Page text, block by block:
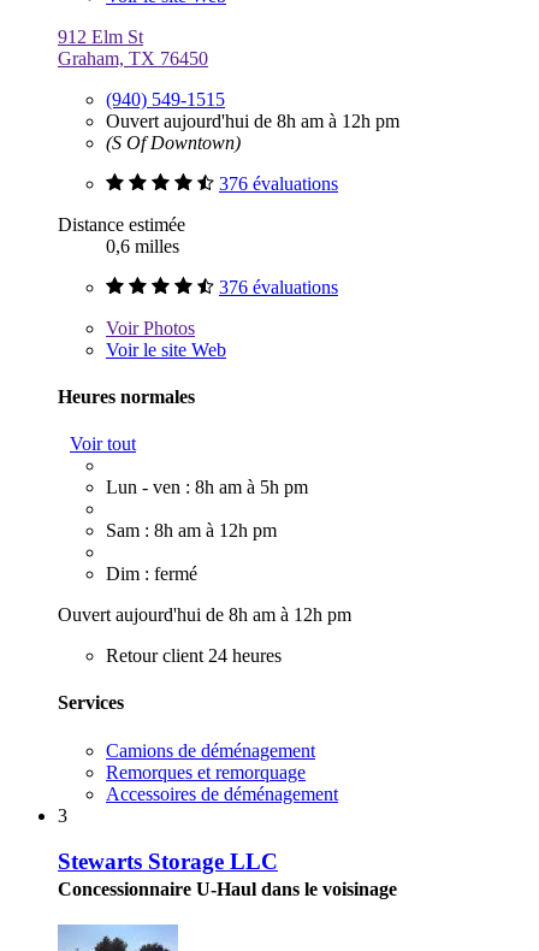
912 Elm St
Graham, TX 76450
(940) 549-1515
Ouvert aujourd'hui de 8h am à 12h pm
(S Of Downtown)
376 évaluations
Distance estimée
0,6 milles
376 évaluations
VoirPhotos
Voir le site Web
Heures normales
Voir tout
Lun - ven : 8h am à 5h pm
Sam : 8h am à 12h pm
Dim : fermé
Ouvert aujourd'hui de 8h am à 12h pm
Retour client 24 heures
Services
Camions de déménagement
Remorques et remorquage
Accessoires de déménagement
3
Stewarts Storage LLC
Concessionnaire U-Haul dans le voisinage